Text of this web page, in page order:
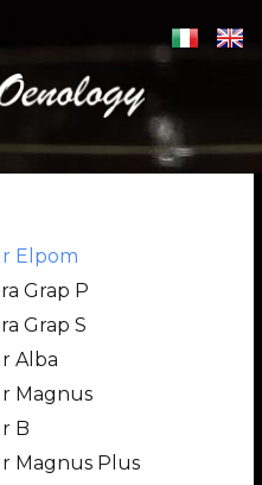
Elpom
Grap P
Grap S
Alba
Magnus
B
Magnus Plus